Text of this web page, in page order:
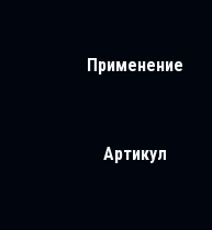
Применение
Артикул